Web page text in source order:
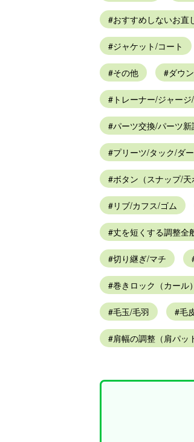
おすすめしないお直
ジャケット/コート
その他 ダウ
トレーナー/ジャー
パーツ交換/パーツ新
プリーツ/タック/ダ
ボタン（スナップ/天
リブ/カフス/ゴム
丈を短くする調整全
切り継ぎ/マチ
巻きロック（カール）
毛玉/毛羽 毛
肩幅の調整（肩パッ